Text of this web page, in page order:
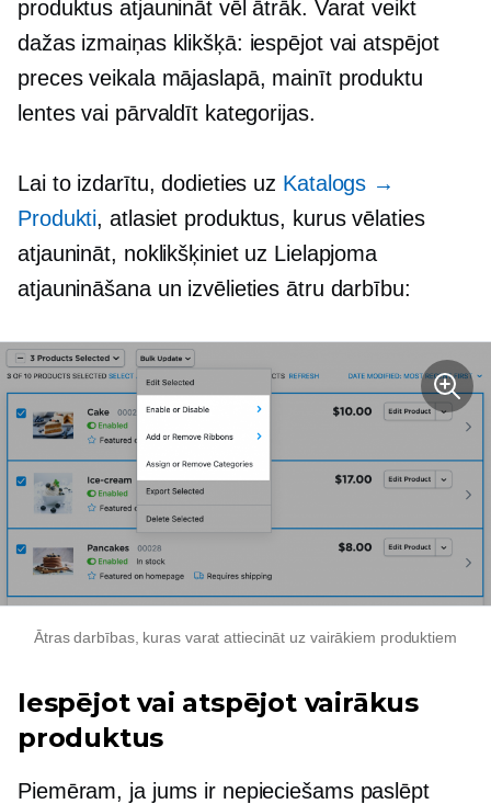
produktus atjaunināt vēl ātrāk. Varat veikt
dažas izmaiņas klikšķā: iespējot vai atspējot
preces veikala mājaslapā, mainīt produktu
lentes vai pārvaldīt kategorijas.
Lai to izdarītu, dodieties uz Katalogs →
Produkti, atlasiet produktus, kurus vēlaties
atjaunināt, noklikšķiniet uz Lielapjoma
atjaunināšana un izvēlieties ātru darbību:
Ātras darbības, kuras varat attiecināt uz vairākiem produktiem
Iespējot vai atspējot vairākus
produktus
Piemēram, ja jums ir nepieciešams paslēpt